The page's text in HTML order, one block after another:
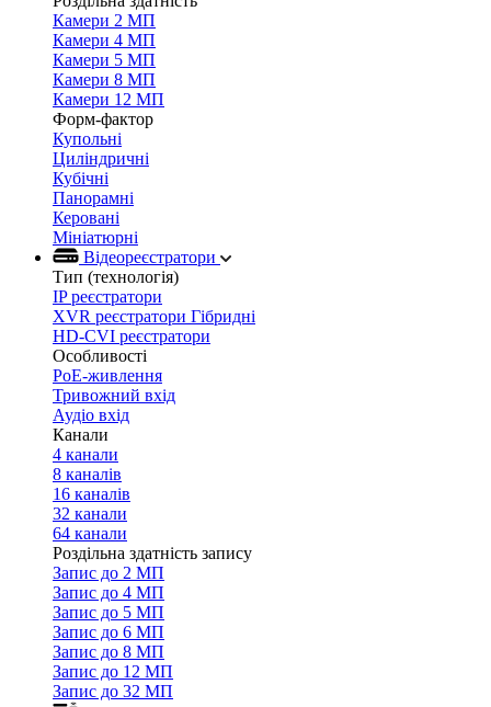
Камери 2 МП
Камери 4 МП
Камери 5 МП
Камери 8 МП
Камери 12 МП
Форм-фактор
Купольні
Циліндричні
Кубічні
Панорамні
Керовані
Мініатюрні
Відеореєстратори
Тип (технологія)
IP реєстратори
XVR реєстратори Гібридні
HD-CVI реєстратори
Особливості
PoE-живлення
Тривожний вхід
Аудіо вхід
Канали
4 канали
8 каналів
16 каналів
32 канали
64 канали
Роздільна здатність запису
Запис до 2 МП
Запис до 4 МП
Запис до 5 МП
Запис до 6 МП
Запис до 8 МП
Запис до 12 МП
Запис до 32 МП